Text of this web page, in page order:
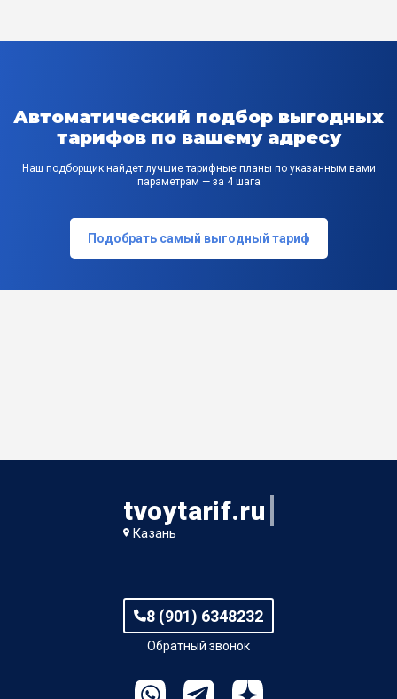
Автоматический подбор выгодных
тарифов по вашему адресу
Наш подборщик найдет лучшие тарифные планы по указанным вами
параметрам — за 4 шага
Подобрать самый выгодный тариф
tvoytarif.ru
Казань
8 (901) 6348232
Обратный звонок